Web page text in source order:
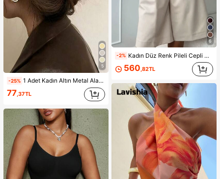
5
-25% 1 Adet Kadın Altın Metal Alaşımlı Minimalist Tek Parça Saç Tokası, Günlük Kullanım, Parti ve İşe Gidiş İçin Uygun Şık ve Zarif Aksesuar
77,37TL
6
-2% Kadın Düz Renk Pileli Cepli Günlük Çok Yönlü Yazlık Şort, Zahmetsiz Stil
560 ,82TL